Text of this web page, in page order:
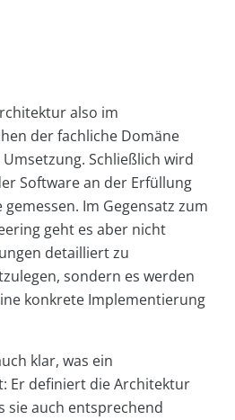
also im
der fachliche Domäne
Schließlich wird
Software an der Erfüllung
Im Gegensatz zum
geht es aber nicht
detailliert zu
sondern es werden
konkrete Implementierung
klar, was ein
Er definiert die Architektur
sie auch entsprechend